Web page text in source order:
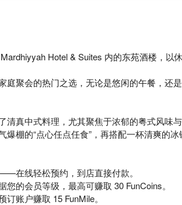
Hotel & Suites 内的东苑酒楼，以
庭聚会的热门之选，无论是悠闲的午餐，还
清真中式料理，尤其聚焦于浓郁的粤式风味与
爆棚的“点心任点任食”，再搭配一杯清爽的冰
在线轻松预约，到店直接付款。
您的会员等级，最高可赚取 30 FunCoins。
订账户赚取 15 FunMile。